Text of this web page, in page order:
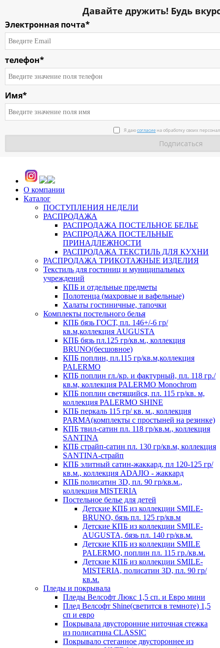
Давайте дружить! Будь
Электронная почта*
телефон*
Имя*
Я даюсогласие на обработку своих
О компании
Каталог
ПОСТУПЛЕНИЯ НЕДЕЛИ
РАСПРОДАЖА
РАСПРОДАЖА ПОСТЕЛЬНОЕ БЕЛЬЕ
РАСПРОДАЖА ПОСТЕЛЬНЫЕ
ПРИНАДЛЕЖНОСТИ
РАСПРОДАЖА ТЕКСТИЛЬ ДЛЯ КУХНИ
РАСПРОДАЖА ТРИКОТАЖНЫЕ ИЗДЕЛИЯ
Текстиль для гостиниц и муниципальных
учреждений
КПБ и отдельные предметы
Полотенца (махровые и вафельные)
Халаты гостиничные, тапочки
Комплекты постельного белья
КПБ бязь ГОСТ, пл. 146+/-6 гр/
кв.м,коллекция AUGUSTA
КПБ бязь пл.125 гр/кв.м., коллекция
BRUNO(бесшовное)
КПБ поплин, пл.115 гр/кв.м,коллекция
PALERMO
КПБ поплин гл./кр. и фактурный, пл. 118 гр./
кв.м, коллекция PALERMO Monochrom
КПБ поплин светящийся, пл. 115 гр/кв. м,
коллекция PALERMO SHINE
КПБ перкаль 115 гр/ кв. м., коллекция
PARMA(комплекты с простыней на резинке)
КПБ твил-сатин пл. 118 гр/кв.м., коллекция
SANTINA
КПБ страйп-сатин пл. 130 гр/кв.м, коллекция
SANTINA-страйп
КПБ элитный сатин-жаккард, пл 120-125 гр/
кв.м., коллекция ADAJIO - жаккард
КПБ полисатин 3D, пл. 90 гр/кв.м.,
коллекция MISTERIA
Постельное белье для детей
Детские КПБ из коллекции SMILE-
BRUNO, бязь пл. 125 гр/кв.м
Детские КПБ из коллекции SMILE-
AUGUSTA, бязь пл. 140 гр/кв.м.
Детские КПБ из коллекции SMILE
PALERMO, поплин пл. 115 гр./кв.м.
Детские КПБ из коллекции SMILE-
MISTERIA, полисатин 3D, пл. 90 гр/
кв.м.
Пледы и покрывала
Пледы Велсофт Люкс 1,5 сп. и Евро мини
Плед Велсофт Shine(светится в темноте) 1,5
сп и евро
Покрывала двусторонние ниточная стежка
из полисатина CLASSIC
Покрывало стеганное двустороннее из